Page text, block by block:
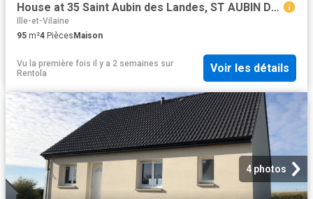
House at 35 Saint Aubin des Landes, ST AUBIN DES LANDES, 35500, France
Ille-et-Vilaine
95 m²4 Pièces Maison
Vu la première fois il y a 2 semaines sur
Rentola
Voir les détails
4 photos